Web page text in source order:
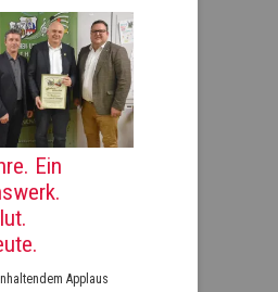
Ein
Applaus